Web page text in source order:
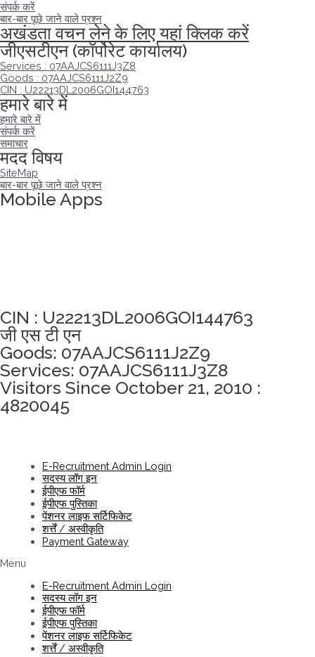
संपर्क करें
बार-बार पूछे जाने वाले प्रश्न
अखंडता वचन लेने के लिए यहां क्लिक करें
जीएसटीएन (कॉर्पोरेट कार्यालय)
Services : 07AAJCS6111J3Z8
Goods : 07AAJCS6111J2Z9
CIN : U22213DL2006GOI144763
हमारे बारे में
हमारे बारे में
संपर्क करें
समाचार
मदद विषय
SiteMap
बार-बार पूछे जाने वाले प्रश्न
Mobile Apps
CIN : U22213DL2006GOI144763
जी एस टी एन
Goods: 07AAJCS6111J2Z9
Services: 07AAJCS6111J3Z8
Visitors Since October 21, 2010 :
4820045
E-Recruitment Admin Login
सदस्य लॉग इन
ईपीएफ फॉर्म
ईपीएफ पुस्तिका
पेंशनर लाइफ सर्टिफिकेट
शर्त्तें / अस्वीकृति
Payment Gateway
Menu
E-Recruitment Admin Login
सदस्य लॉग इन
ईपीएफ फॉर्म
ईपीएफ पुस्तिका
पेंशनर लाइफ सर्टिफिकेट
शर्त्तें / अस्वीकृति